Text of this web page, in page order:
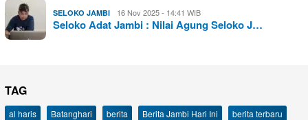
SELOKO JAMBI 16 Nov 2025 - 14:41 WIB
Seloko Adat Jambi : Nilai Agung Seloko J…
TAG
al haris Batanghari berita Berita Jambi Hari Ini
berita terbaru